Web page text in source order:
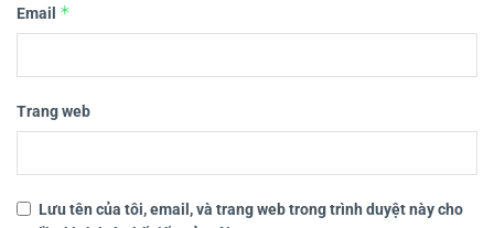
Email *
Trang web
Lưu tên của tôi, email, và trang web trong trình duyệt này cho